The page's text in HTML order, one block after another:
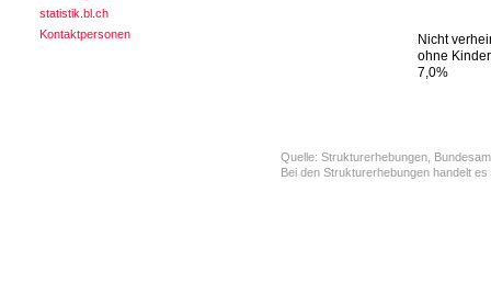
statistik.bl.ch
Kontaktpersonen
Nicht
ohne
7,0%
Nicht
ohne
7,0%
Quelle: Strukturerhebungen,
Bei den Strukturerhebungen handelt